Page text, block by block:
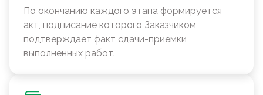
По окончанию каждого этапа формируется
акт, подписание которого Заказчиком
подтверждает факт сдачи-приемки
выполненных работ.